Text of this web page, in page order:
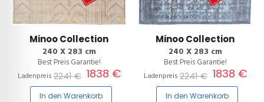
Minoo Collection
240 X 283 cm
Best Preis Garantie!
Ladenpreis2241 € 1838 €
In den Warenkorb
Minoo Collection
240 X 283 cm
Best Preis Garantie!
Ladenpreis2241 € 1838 €
In den Warenkorb